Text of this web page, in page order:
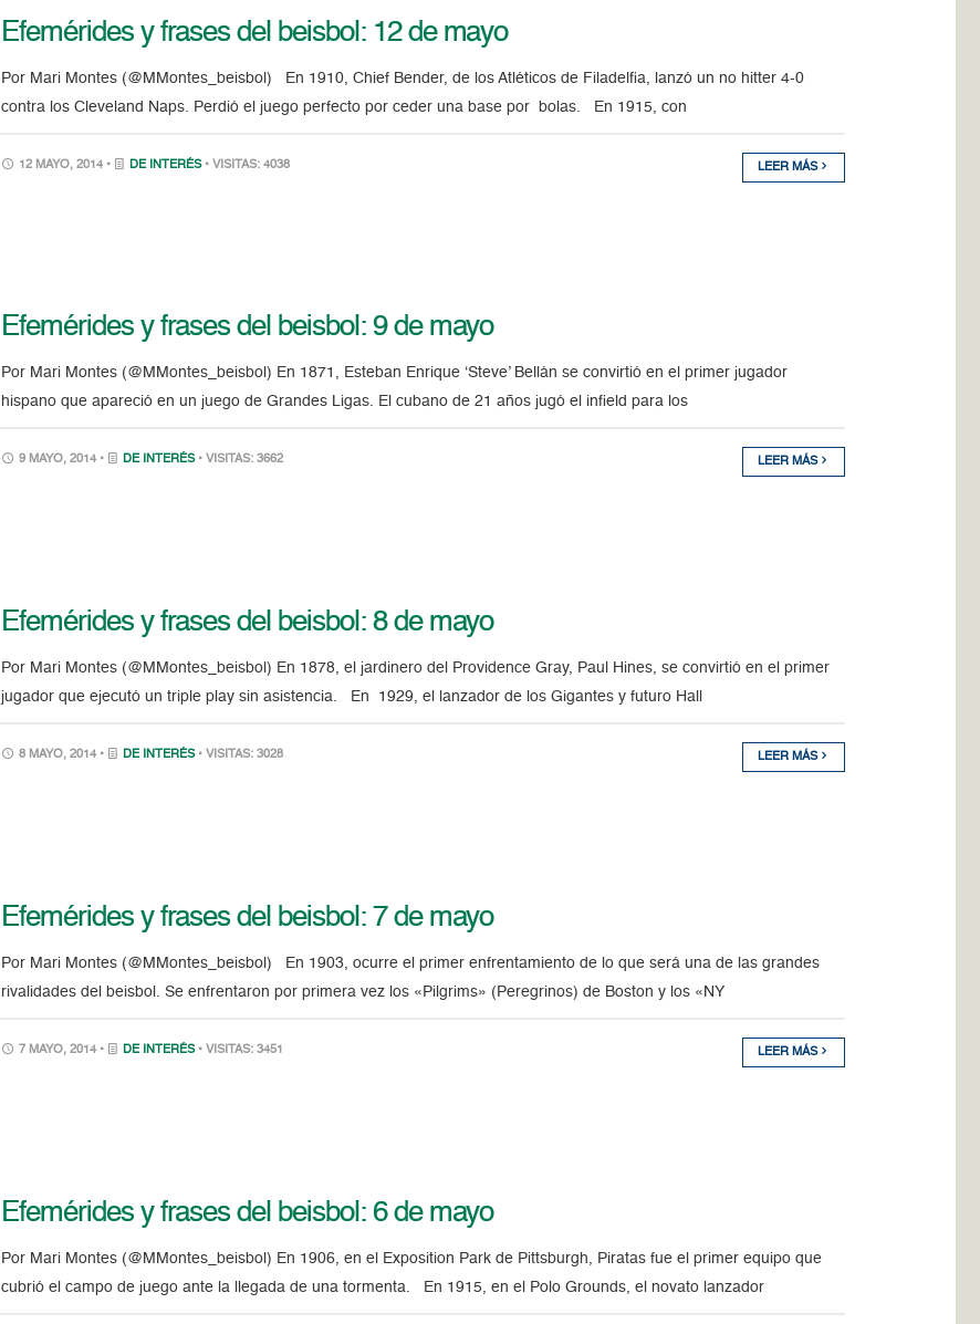
Efemérides y frases del beisbol: 12 de mayo
Por Mari Montes (@MMontes_beisbol) En 1910, Chief Bender, de los Atléticos de Filadelfia, lanzó un no hitter 4-0
contra los Cleveland Naps. Perdió el juego perfecto por ceder una base por bolas. En 1915, con
12 MAYO, 2014 • DE INTERÉS • VISITAS: 4038 LEER MÁS
Efemérides y frases del beisbol: 9 de mayo
Por Mari Montes (@MMontes_beisbol) En 1871, Esteban Enrique ‘Steve’ Bellán se convirtió en el primer jugador
hispano que apareció en un juego de Grandes Ligas. El cubano de 21 años jugó el infield para los
9 MAYO, 2014 • DE INTERÉS • VISITAS: 3662 LEER MÁS
Efemérides y frases del beisbol: 8 de mayo
Por Mari Montes (@MMontes_beisbol) En 1878, el jardinero del Providence Gray, Paul Hines, se convirtió en el primer
jugador que ejecutó un triple play sin asistencia. En 1929, el lanzador de los Gigantes y futuro Hall
8 MAYO, 2014 • DE INTERÉS • VISITAS: 3028 LEER MÁS
Efemérides y frases del beisbol: 7 de mayo
Por Mari Montes (@MMontes_beisbol) En 1903, ocurre el primer enfrentamiento de lo que será una de las grandes
rivalidades del beisbol. Se enfrentaron por primera vez los «Pilgrims» (Peregrinos) de Boston y los «NY
7 MAYO, 2014 • DE INTERÉS • VISITAS: 3451 LEER MÁS
Efemérides y frases del beisbol: 6 de mayo
Por Mari Montes (@MMontes_beisbol) En 1906, en el Exposition Park de Pittsburgh, Piratas fue el primer equipo que
cubrió el campo de juego ante la llegada de una tormenta. En 1915, en el Polo Grounds, el novato lanzador